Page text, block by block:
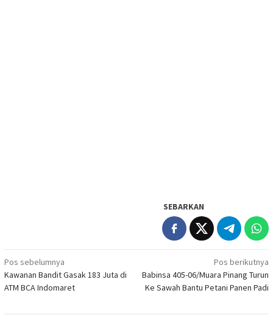
SEBARKAN
Navigasi
pos
Pos sebelumnya
Kawanan Bandit Gasak 183 Juta di
ATM BCA Indomaret
Pos berikutnya
Babinsa 405-06/Muara Pinang Turun
Ke Sawah Bantu Petani Panen Padi